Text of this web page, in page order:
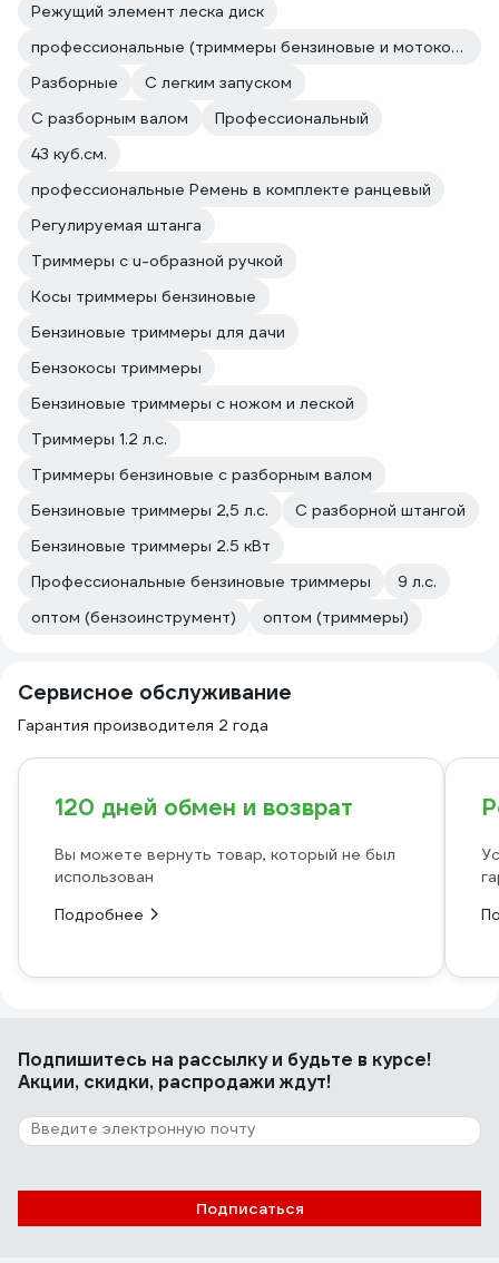
Режущий элемент леска диск
профессиональные (триммеры бензиновые и мотокосы)
Разборные
С легким запуском
С разборным валом
Профессиональный
43 куб.см.
профессиональные Ремень в комплекте ранцевый
Регулируемая штанга
Триммеры с u-образной ручкой
Косы триммеры бензиновые
Бензиновые триммеры для дачи
Бензокосы триммеры
Бензиновые триммеры с ножом и леской
Триммеры 1.2 л.с.
Триммеры бензиновые с разборным валом
Бензиновые триммеры 2,5 л.с.
С разборной штангой
Бензиновые триммеры 2.5 кВт
Профессиональные бензиновые триммеры
9 л.с.
оптом (бензоинструмент)
оптом (триммеры)
Сервисное обслуживание
Гарантия производителя 2 года
120 дней обмен и возврат
Вы можете вернуть товар, который не был
использован
Подробнее
Подпишитесь на рассылкуи будьте в курсе!
Акции, скидки, распродажи ждут!
Подписаться